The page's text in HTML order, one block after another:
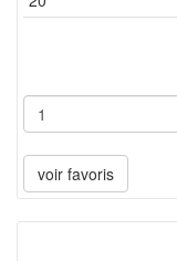
voir favoris